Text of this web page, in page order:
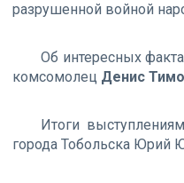
разрушенной войной
Об интересных
комсомолец Денис
Итоги
города Тобольска Юрий